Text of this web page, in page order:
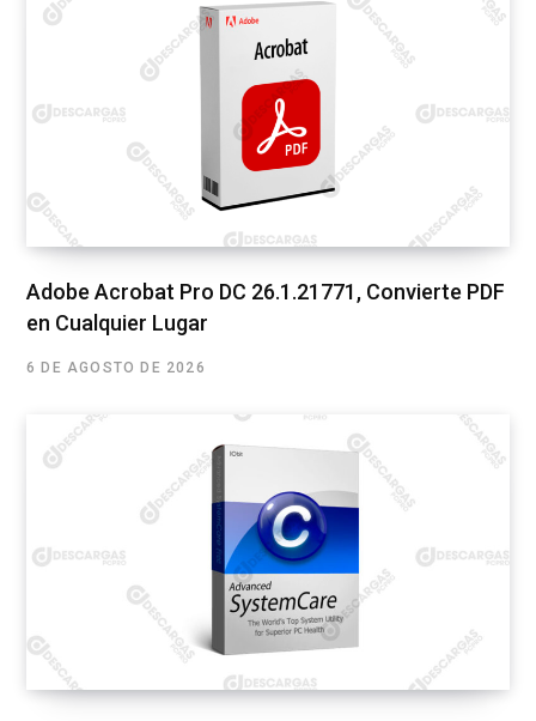
Adobe Acrobat Pro DC 26.1.21771, Convierte PDF
en Cualquier Lugar
6 DE AGOSTO DE 2026